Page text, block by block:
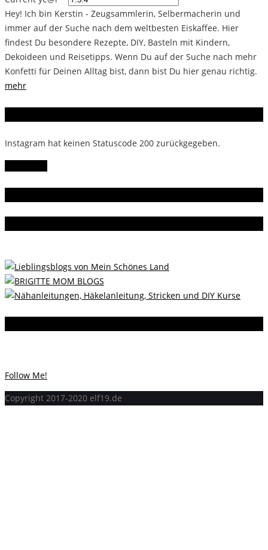
Hey! Ich bin Kerstin - Zeugsammlerin, Selbermacherin und
immer auf der Suche nach dem weltbesten Eiskaffee. Hier
findest Du besondere Rezepte, DIY, Basteln mit Kindern,
Dekoideen und Reisetipps. Wenn Du auf der Suche nach mehr
Konfetti für Deinen Alltag bist, dann bist Du hier genau richtig.
mehr
Instagram hat keinen Statuscode 200 zurückgegeben.
Follow Me!
Copyright 2017-2020 elf19.de